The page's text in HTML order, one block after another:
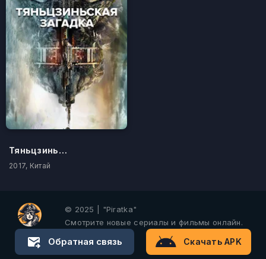
Тяньцзиньская загадка
2017, Китай
© 2025 | "Piratka"
Смотрите новые сериалы и фильмы онлайн.
Обратная связь Скачать APK